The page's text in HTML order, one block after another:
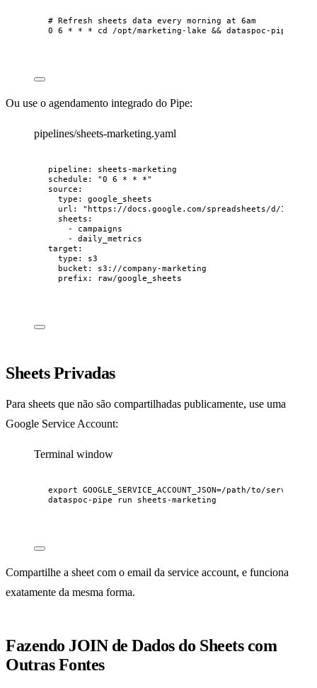
# Refresh sheets data every morning at 6am
0 6 * * * cd /opt/marketing-lake && dataspoc-pipe
Ou use o agendamento integrado do Pipe:
pipelines/sheets-marketing.yaml
pipeline : sheets-marketing
schedule : "0 6 * * *"
source :
type : google_sheets
url : " https://docs.google.com/spreadsheets/d/
sheets :
- campaigns
- daily_metrics
target :
type : s3
bucket : s3://company-marketing
prefix : raw/google_sheets
Sheets Privadas
Para sheets que não são compartilhadas publicamente, use uma
Google Service Account:
Terminal window
export GOOGLE_SERVICE_ACCOUNT_JSON=/path/to/service-
dataspoc-pipe
run sheets-marketing
Compartilhe a sheet com o email da service account, e funciona
exatamente da mesma forma.
Fazendo JOIN de Dados do Sheets com
Outras Fontes